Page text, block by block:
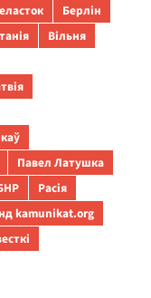
Берлін
Вільня
Павел Латушка
Расія
kamunikat.org